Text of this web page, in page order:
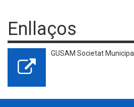
Enllaços
GUSAM Societat Municipal